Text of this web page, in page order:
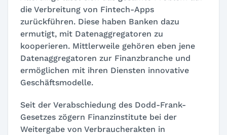
die Verbreitung von Fintech-Apps
zurückführen. Diese haben Banken dazu
ermutigt, mit Datenaggregatoren zu
kooperieren. Mittlerweile gehören eben jene
Datenaggregatoren zur Finanzbranche und
ermöglichen mit ihren Diensten innovative
Geschäftsmodelle.
Seit der Verabschiedung des Dodd-Frank-
Gesetzes zögern Finanzinstitute bei der
Weitergabe von Verbraucherakten in